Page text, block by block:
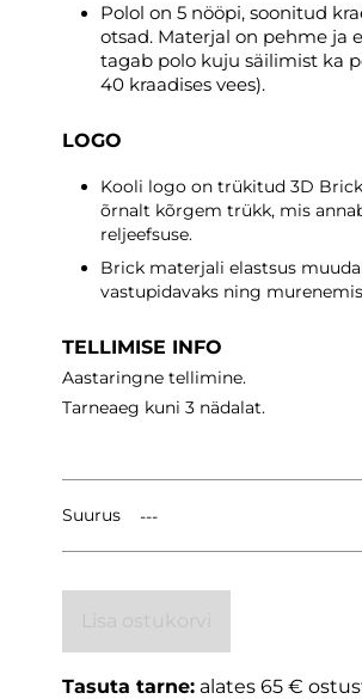
Polol on 5 nööpi, soonitud
otsad. Materjal on pehme ja
tagab polo kuju säilimist ka
40 kraadises vees).
LOGO
Kooli logo on trükitud 3D
õrnalt kõrgem trükk, mis
reljeefsuse.
Brick materjali elastsus
vastupidavaks ning
TELLIMISE INFO
Aastaringne tellimine.
Tarneaeg kuni 3 nädalat.
Suurus
Tasuta tarne: alates 65 €